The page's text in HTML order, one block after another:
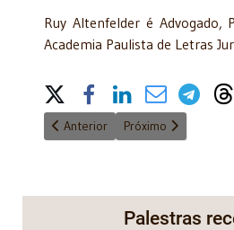
Ruy Altenfelder é Advogado,
Academia Paulista de Letras
Share on Social
Artigo anterior: Contas à Vista
Anterior Próximo artigo: Se
Próximo
Palestras